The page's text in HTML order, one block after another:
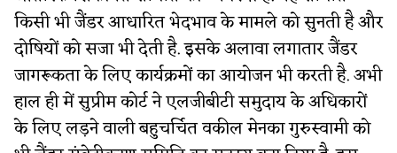
किसी भी जैंडर आधारित भेदभाव के मामले को सुनती है और
दोषियों को सजा भी देती है. इसके अलावा लगातार जैंडर
जागरूकता के लिए कार्यक्रमों का आयोजन भी करती है. अभी
हाल ही में सुप्रीम कोर्ट ने एलजीबीटी समुदाय के अधिकारों
के लिए लड़ने वाली बहुचर्चित वकील मेनका गुरुस्वामी को